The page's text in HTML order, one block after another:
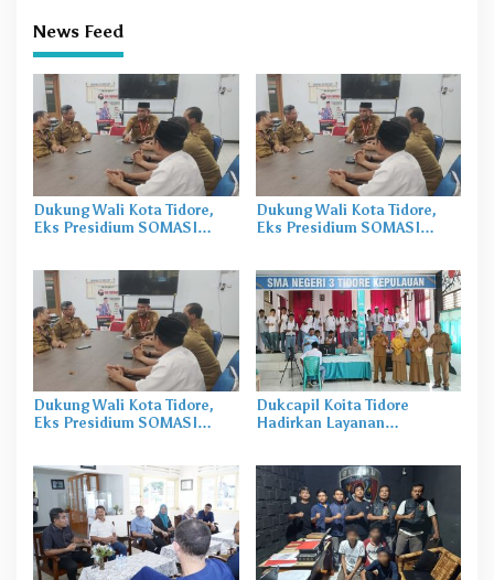
News Feed
Dukung Wali Kota Tidore,
Eks Presidium SOMASI
Dukung Wali Kota Tidore,
Eks Presidium SOMASI
Dukung Wali Kota Tidore,
Eks Presidium SOMASI
Dukcapil Koita Tidore
Hadirkan Layanan